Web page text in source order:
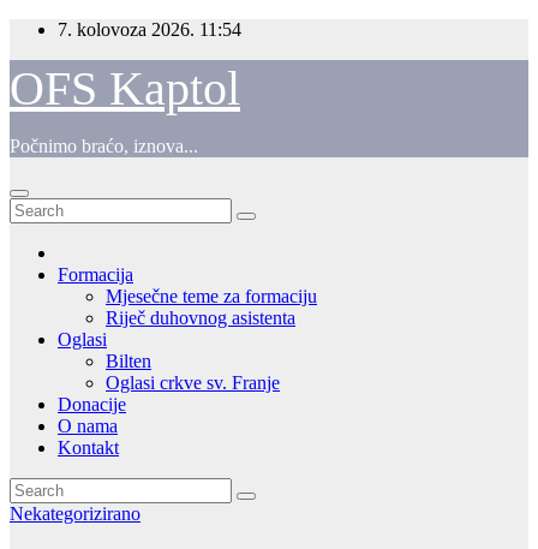
Skip
content
7. kolovoza 2026. 11:54
OFS Kaptol
Počnimo braćo, iznova...
Formacija
Mjesečne teme za formaciju
Riječ duhovnog asistenta
Oglasi
Bilten
Oglasi crkve sv. Franje
Donacije
O nama
Kontakt
Nekategorizirano